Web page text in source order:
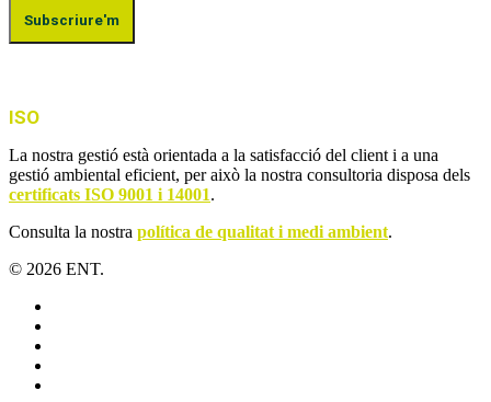
ISO
La nostra gestió està orientada a la satisfacció del client i a una
gestió ambiental eficient, per això la nostra consultoria disposa dels
certificats ISO 9001 i 14001.
Consulta la nostra política de qualitat i medi ambient.
© 2026 ENT.